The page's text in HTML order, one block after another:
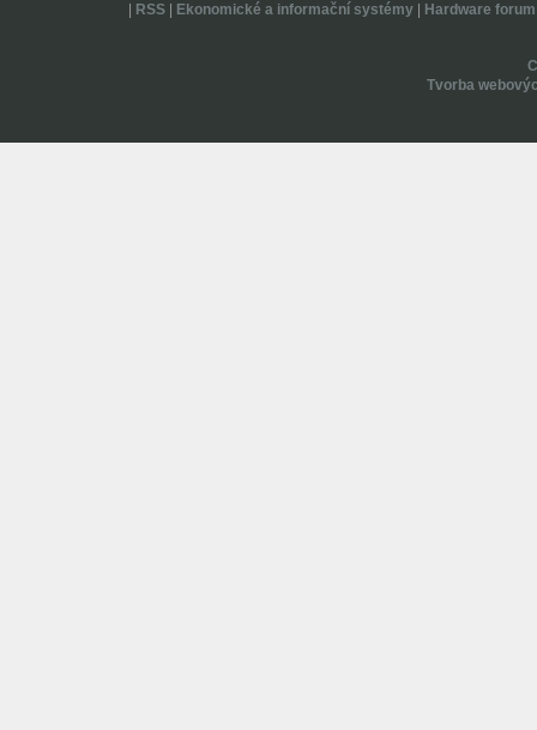
RSS| Ekonomické a informační systémy| Hardware forum
Tvorba